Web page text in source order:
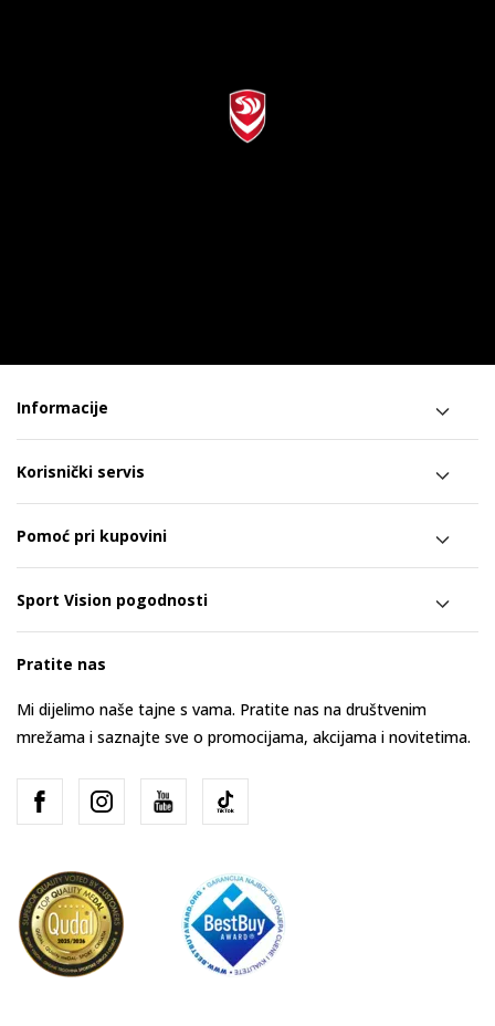
Informacije
Korisnički servis
Pomoć pri kupovini
Sport Vision pogodnosti
Pratite nas
Mi dijelimo naše tajne s vama. Pratite nas na društvenim
mrežama i saznajte sve o promocijama, akcijama i novitetima.